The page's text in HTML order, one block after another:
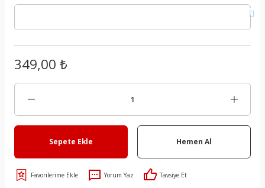
349,00 ₺
Sepete Ekle Hemen Al
Yorum Yaz Tavsiye Et